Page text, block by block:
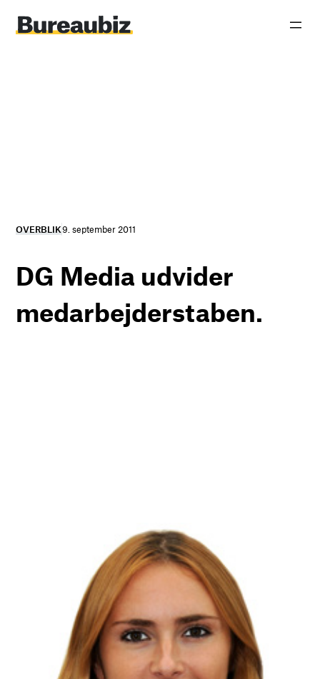
indhold
OVERBLIK9. september 2011
DG Media udvider
medarbejderstaben.